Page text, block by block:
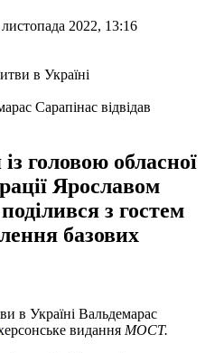
2022, 13:16
Сарапінас відвідав
головою обласної
Ярославом
з гостем
базових
в Україні Вальдемарас
видання МОСТ.